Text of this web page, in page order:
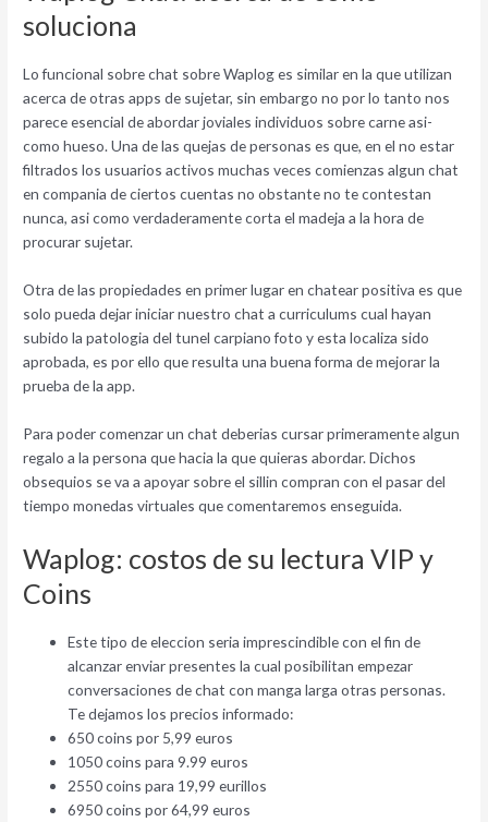
soluciona
Lo funcional sobre chat sobre Waplog es similar en la que utilizan
acerca de otras apps de sujetar, sin embargo no por lo tanto nos
parece esencial de abordar joviales individuos sobre carne asi­
como hueso. Una de las quejas de personas es que, en el no estar
filtrados los usuarios activos muchas veces comienzas algun chat
en compania de ciertos cuentas no obstante no te contestan
nunca, asi­ como verdaderamente corta el madeja a la hora de
procurar sujetar.
Otra de las propiedades en primer lugar en chatear positiva es que
solo pueda dejar iniciar nuestro chat a curriculums cual hayan
subido la patologi­a del tunel carpiano foto y esta localiza sido
aprobada, es por ello que resulta una buena forma de mejorar la
prueba de la app.
Para poder comenzar un chat deberias cursar primeramente algun
regalo a la persona que hacia la que quieras abordar. Dichos
obsequios se va a apoyar sobre el silli­n compran con el pasar del
tiempo monedas virtuales que comentaremos enseguida.
Waplog: costos de su lectura VIP y
Coins
Este tipo de eleccion seri­a imprescindible con el fin de
alcanzar enviar presentes la cual posibilitan empezar
conversaciones de chat con manga larga otras personas.
Te dejamos los precios informado:
650 coins por 5,99 euros
1050 coins para 9.99 euros
2550 coins para 19,99 eurillos
6950 coins por 64,99 euros